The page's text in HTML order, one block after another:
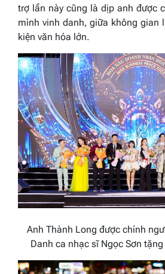
trợ lần này cũng là dịp anh được
mình vinh danh, giữa không gian
kiện văn hóa lớn.
Anh Thành Long được chính
Danh ca nhạc sĩ Ngọc Sơn